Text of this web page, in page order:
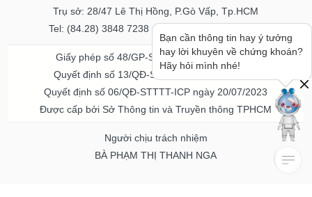
Trụ sở: 28/47 Lê Thị Hồng, P.Gò Vấp, Tp.HCM
Tel: (84.28) 3848 7238 - Fax: (84.28) 3848 7237
Giấy phép số 48/GP-STTTT ngày 04/11/2016
Quyết định số 13/QĐ-STTTT ngày 02/11/2017
Quyết định số 06/QĐ-STTTT-ICP ngày 20/07/2023
Được cấp bởi Sở Thông tin và Truyền thông TPHCM
Người chịu trách nhiệm
BÀ PHẠM THỊ THANH NGA
Bạn cần thông tin hay ý tưởng
hay lời khuyên về chứng khoán?
Hãy hỏi mình nhé!